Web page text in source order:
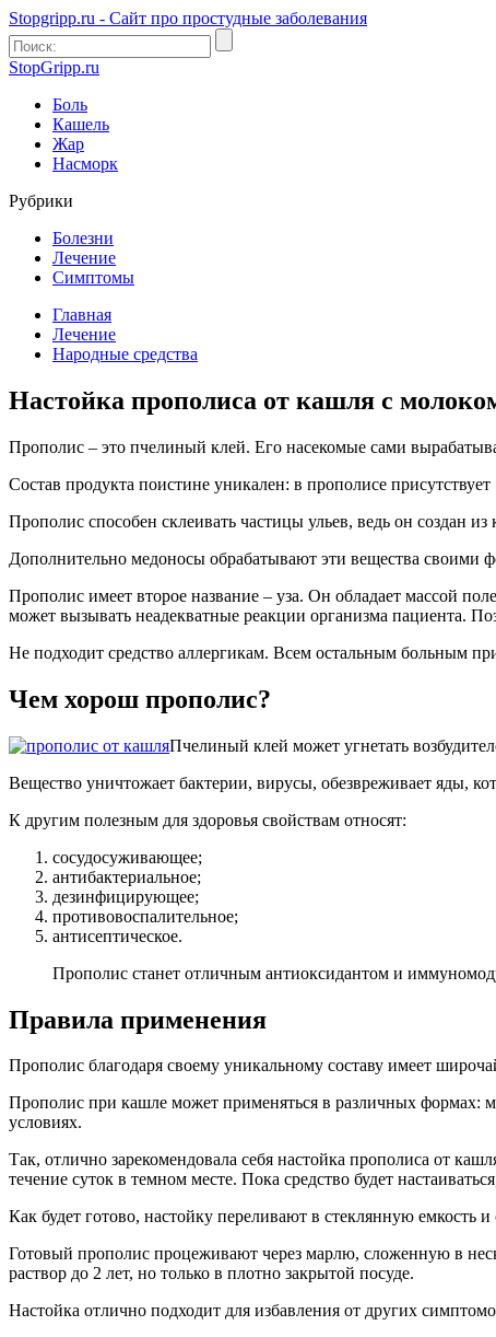
Stopgripp.ru - Cайт про простудные заболевания
StopGripp.ru
Боль
Кашель
Жар
Насморк
Рубрики
Болезни
Лечение
Симптомы
Главная
Лечение
Народные средства
Настойка прополиса от кашля с
Прополис – это пчелиный клей. Его насекомые сами
Состав продукта поистине уникален: в прополисе
Прополис способен склеивать частицы ульев, ведь он создан
Дополнительно медоносы обрабатывают эти вещества своими
Прополис имеет второе название – уза. Он обладает массой
может вызывать неадекватные реакции организма пациента.
Не подходит средство аллергикам. Всем остальным больным
Чем хорош прополис?
Пчелиный клей может угнетать
Вещество уничтожает бактерии, вирусы, обезвреживает яды,
К другим полезным для здоровья свойствам относят:
сосудосуживающее;
антибактериальное;
дезинфицирующее;
противовоспалительное;
антисептическое.
Прополис станет отличным антиоксидантом и
Правила применения
Прополис благодаря своему уникальному составу имеет
Прополис при кашле может применяться в различных формах:
условиях.
Так, отлично зарекомендовала себя настойка прополиса от
течение суток в темном месте. Пока средство будет
Как будет готово, настойку переливают в стеклянную емкость
Готовый прополис процеживают через марлю, сложенную в
раствор до 2 лет, но только в плотно закрытой посуде.
Настойка отлично подходит для избавления от других